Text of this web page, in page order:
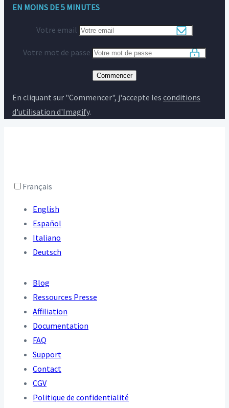
EN MOINS DE 5 MINUTES
Votre email
Votre mot de passe
Commencer
En cliquant sur "Commencer", j'accepte les conditions
d'utilisation d'Imagify.
Français
English
Español
Italiano
Deutsch
Blog
Ressources Presse
Affiliation
Documentation
FAQ
Support
Contact
CGV
Politique de confidentialité